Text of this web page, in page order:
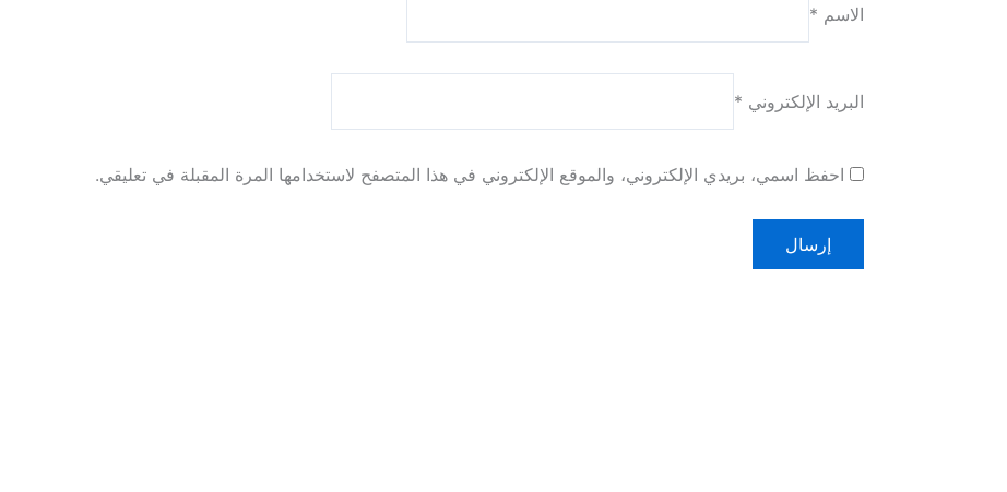
الاسم *
البريد الإلكتروني *
احفظ اسمي، بريدي الإلكتروني، والموقع الإلكتروني في هذا المتصفح لاستخدامها المرة المقبلة في تعليقي.